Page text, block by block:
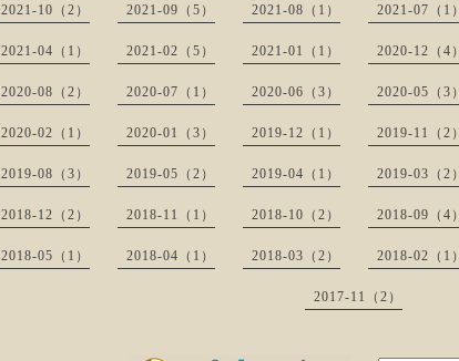
2021-10（2） 2021-09（5） 2021-08（1） 2021-07（1）
2021-04（1） 2021-02（5） 2021-01（1） 2020-12（4）
2020-08（2） 2020-07（1） 2020-06（3） 2020-05（3）
2020-02（1） 2020-01（3） 2019-12（1） 2019-11（2）
2019-08（3） 2019-05（2） 2019-04（1） 2019-03（2）
2018-12（2） 2018-11（1） 2018-10（2） 2018-09（4）
2018-05（1） 2018-04（1） 2018-03（2） 2018-02（1）
2017-11（2）